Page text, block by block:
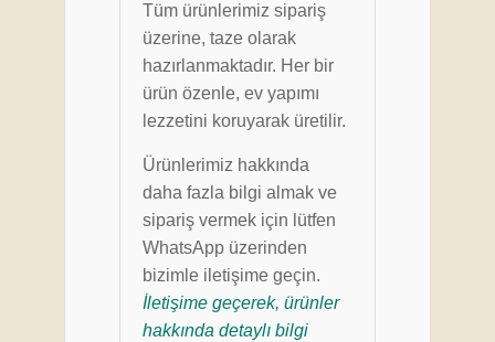
Tüm ürünlerimiz sipariş
üzerine, taze olarak
hazırlanmaktadır. Her bir
ürün özenle, ev yapımı
lezzetini koruyarak üretilir.
Ürünlerimiz hakkında
daha fazla bilgi almak ve
sipariş vermek için lütfen
WhatsApp üzerinden
bizimle iletişime geçin.
İletişime geçerek, ürünler
hakkında detaylı bilgi